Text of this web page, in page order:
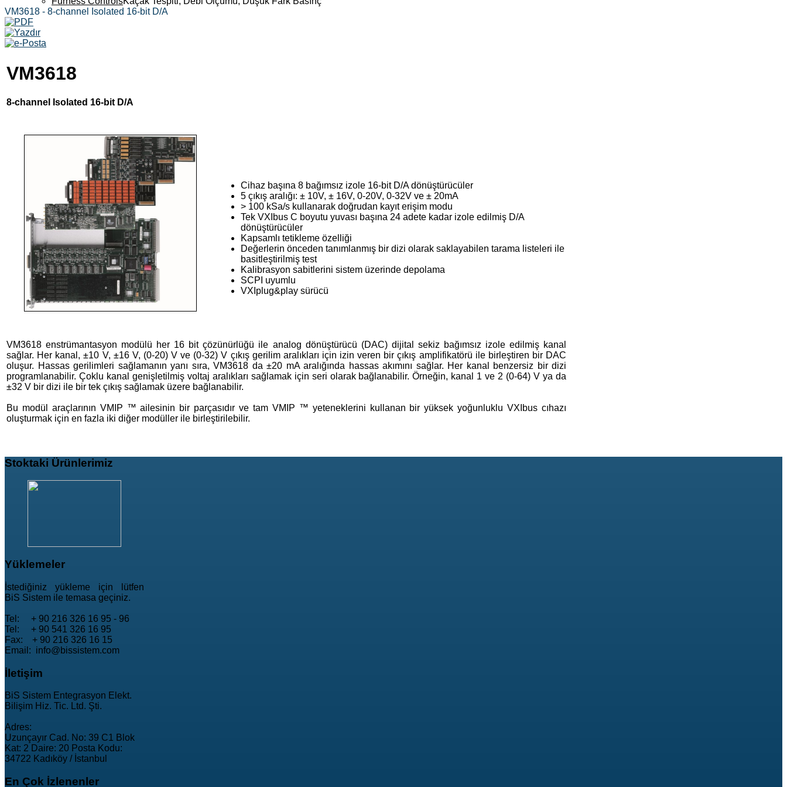
VM3618 - 8-channel Isolated 16-bit D/A
VM3618
8-channel Isolated 16-bit D/A
Cihaz başına 8 bağımsız izole 16-bit D/A dönüştürücüler
5 çıkış aralığı: ± 10V, ± 16V, 0-20V, 0-32V ve ± 20mA
> 100 kSa/s kullanarak doğrudan kayıt erişim modu
Tek VXIbus C boyutu yuvası başına 24 adete kadar izole edilmiş D/A
dönüştürücüler
Kapsamlı tetikleme özelliği
Değerlerin önceden tanımlanmış bir dizi olarak saklayabilen tarama listeleri ile
basitleştirilmiş test
Kalibrasyon sabitlerini sistem üzerinde depolama
SCPI uyumlu
VXIplug&play sürücü
VM3618 enstrümantasyon modülü her 16 bit çözünürlüğü ile analog dönüştürücü (DAC) dijital sekiz bağımsız izole edilmiş kanal
sağlar. Her kanal, ±10 V, ±16 V, (0-20) V ve (0-32) V çıkış gerilim aralıkları için izin veren bir çıkış amplifikatörü ile birleştiren bir DAC
oluşur. Hassas gerilimleri sağlamanın yanı sıra, VM3618 da ±20 mA aralığında hassas akımını sağlar. Her kanal benzersiz bir dizi
programlanabilir. Çoklu kanal genişletilmiş voltaj aralıkları sağlamak için seri olarak bağlanabilir. Örneğin, kanal 1 ve 2 (0-64) V ya da
±32 V bir dizi ile bir tek çıkış sağlamak üzere bağlanabilir.
Bu modül araçlarının VMIP ™ ailesinin bir parçasıdır ve tam VMIP ™ yeteneklerini kullanan bir yüksek yoğunluklu VXIbus cıhazı
oluşturmak için en fazla iki diğer modüller ile birleştirilebilir.
Stoktaki Ürünlerimiz
Yüklemeler
İstediğiniz yükleme için lütfen
BiS Sistem ile temasa geçiniz.
Tel: + 90 216 326 16 95 - 96
Tel: + 90 541 326 16 95
Fax: + 90 216 326 16 15
Email: info@bissistem.com
İletişim
BiS Sistem Entegrasyon Elekt.
Bilişim Hiz. Tic. Ltd. Şti.
Adres:
Uzunçayır Cad. No: 39 C1 Blok
Kat: 2 Daire: 20 Posta Kodu:
34722 Kadıköy / İstanbul
En Çok İzlenenler